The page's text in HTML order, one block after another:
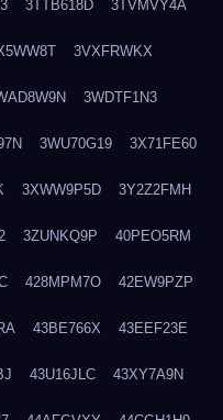
3TTB618D 3TVMVY4A
3VXFRWKX
3WDTF1N3
3WU70G19 3X71FE60
3XWW9P5D 3Y2Z2FMH
3ZUNKQ9P 40PEO5RM
428MPM7O 42EW9PZP
43BE766X 43EEF23E
43U16JLC 43XY7A9N